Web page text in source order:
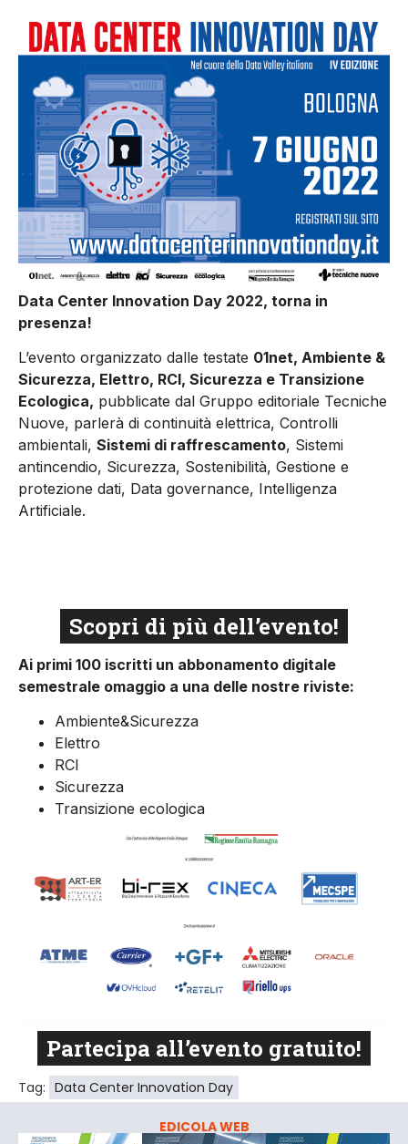
Data Center Innovation Day 2022, torna in
presenza!
L’evento organizzato dalle testate 01net, Ambiente &
Sicurezza, Elettro, RCI, Sicurezza e Transizione
Ecologica, pubblicate dal Gruppo editoriale Tecniche
Nuove, parlerà di continuità elettrica, Controlli
ambientali, Sistemi di raffrescamento, Sistemi
antincendio, Sicurezza, Sostenibilità, Gestione e
protezione dati, Data governance, Intelligenza
Artificiale.
Scopri di più dell’evento!
Ai primi 100 iscritti un abbonamento digitale
semestrale omaggio a una delle nostre riviste:
Ambiente&Sicurezza
Elettro
RCI
Sicurezza
Transizione ecologica
Partecipa all’evento gratuito!
Tag: Data Center Innovation Day
EDICOLA WEB